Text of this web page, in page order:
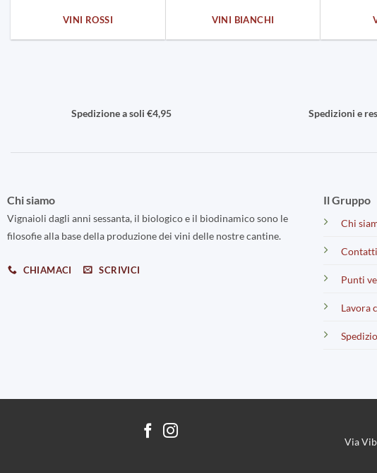
VINI ROSSI VINI BIANCHI
Spedizione a soli €4,95 Spedizioni e
Chi siamo
Vignaioli dagli anni sessanta, il biologico e il biodinamico sono le
filosofie alla base della produzione dei vini delle nostre cantine.
CHIAMACI SCRIVICI
Il Gruppo
Chi
Contatti
Punti
Lavora
Via